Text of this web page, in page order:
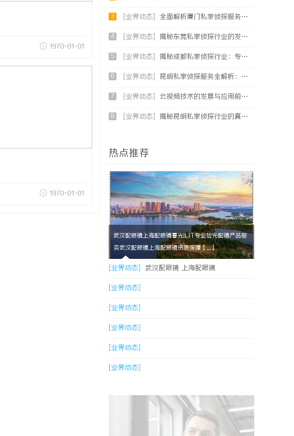
1970-01-01
1970-01-01
3 [业界动态] 全面解析厦门私家侦探服务的专业性与应用场景
4 [业界动态] 揭秘东莞私家侦探行业的发展与服务价值
5 [业界动态] 揭秘成都私家侦探行业：专业服务与法律边界解析
6 [业界动态] 昆明私家侦探服务全解析：专业侦查助您解决疑难问题
7 [业界动态] 云视频技术的发展与应用前景全方位解析
8 [业界动态] 揭秘昆明私家侦探行业的真实面貌与服务价值
热点推荐
武汉配眼镜上海配眼镜暮光ILIT专业验光配镜产品服
务武汉配眼镜上海配眼镜资质保障【....】
[业界动态] 武汉配眼镜 上海配眼镜
[业界动态]
[业界动态]
[业界动态]
[业界动态]
[业界动态]